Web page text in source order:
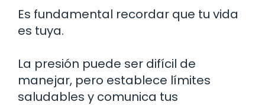
Es fundamental recordar que tu vida
es tuya.
La presión puede ser difícil de
manejar, pero establece límites
saludables y comunica tus